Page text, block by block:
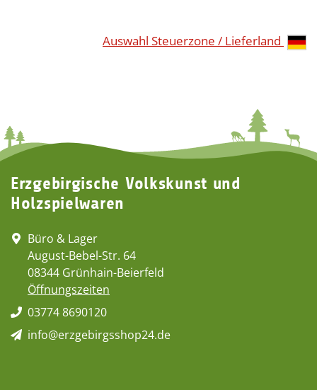
Auswahl Steuerzone / Lieferland
Erzgebirgische Volkskunst und
Holzspielwaren
Büro & Lager
August-Bebel-Str. 64
08344 Grünhain-Beierfeld
Öffnungszeiten
03774 8690120
info@erzgebirgsshop24.de